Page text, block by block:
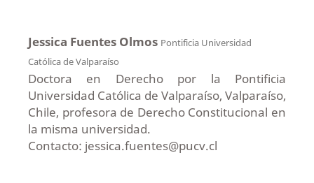
Jessica Fuentes Olmos Pontificia Universidad
Católica de Valparaíso
Doctora en Derecho por la Pontificia
Universidad Católica de Valparaíso, Valparaíso,
Chile, profesora de Derecho Constitucional en
la misma universidad.
Contacto: jessica.fuentes@pucv.cl